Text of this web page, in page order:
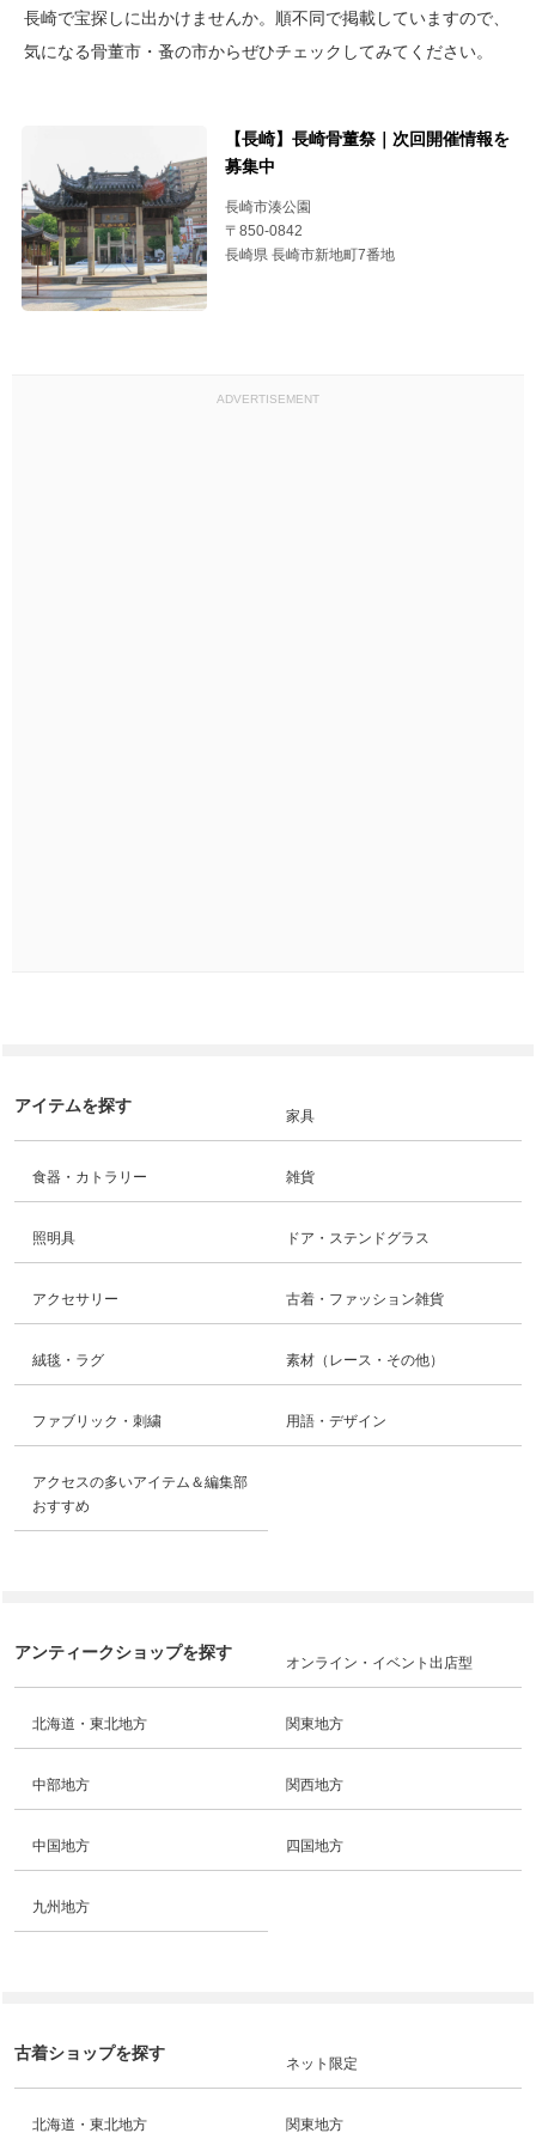
長崎で宝探しに出かけませんか。順不同で掲載していますので、
気になる骨董市・蚤の市からぜひチェックしてみてください。
【長崎】長崎骨董祭｜次回開催情報を
募集中
長崎市湊公園
〒850-0842
長崎県 長崎市新地町7番地
ADVERTISEMENT
アイテムを探す
家具
食器・カトラリー 雑貨
照明具 ドア・ステンドグラス
アクセサリー 古着・ファッション雑貨
絨毯・ラグ 素材（レース・その他）
ファブリック・刺繍 用語・デザイン
アクセスの多いアイテム＆編集部
おすすめ
アンティークショップを探す
オンライン・イベント出店型
北海道・東北地方 関東地方
中部地方 関西地方
中国地方 四国地方
九州地方
古着ショップを探す
ネット限定
北海道・東北地方 関東地方